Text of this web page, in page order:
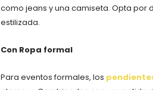
como jeans y una camiseta. Opta
estilizada.
Con Ropa formal
Para eventos formales, los